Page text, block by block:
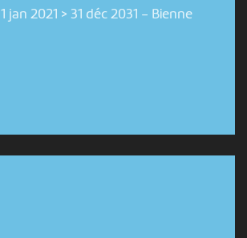
1 jan 2021 > 31 déc 2031 - Bienne